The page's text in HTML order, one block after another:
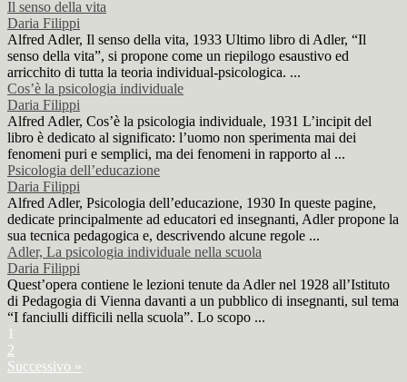
Il senso della vita
Daria Filippi
Alfred Adler, Il senso della vita, 1933 Ultimo libro di Adler, “Il
senso della vita”, si propone come un riepilogo esaustivo ed
arricchito di tutta la teoria individual-psicologica. ...
Cos’è la psicologia individuale
Daria Filippi
Alfred Adler, Cos’è la psicologia individuale, 1931 L’incipit del
libro è dedicato al significato: l’uomo non sperimenta mai dei
fenomeni puri e semplici, ma dei fenomeni in rapporto al ...
Psicologia dell’educazione
Daria Filippi
Alfred Adler, Psicologia dell’educazione, 1930 In queste pagine,
dedicate principalmente ad educatori ed insegnanti, Adler propone la
sua tecnica pedagogica e, descrivendo alcune regole ...
Adler, La psicologia individuale nella scuola
Daria Filippi
Quest’opera contiene le lezioni tenute da Adler nel 1928 all’Istituto
di Pedagogia di Vienna davanti a un pubblico di insegnanti, sul tema
“I fanciulli difficili nella scuola”. Lo scopo ...
1
2
Successivo »